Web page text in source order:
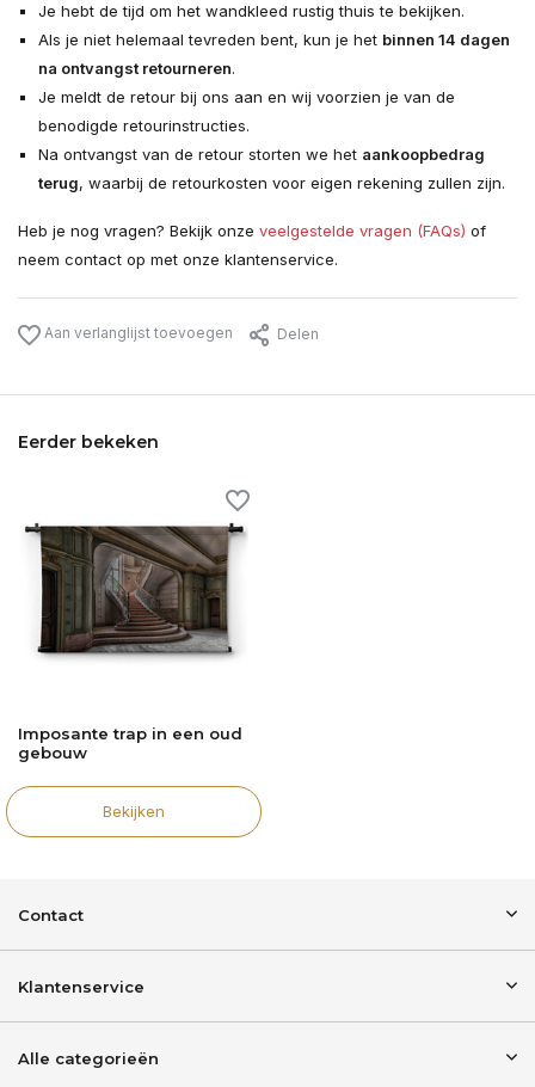
Je hebt de tijd om het wandkleed rustig thuis te bekijken.
Als je niet helemaal tevreden bent, kun je het binnen 14 dagen
na ontvangst retourneren.
Je meldt de retour bij ons aan en wij voorzien je van de
benodigde retourinstructies.
Na ontvangst van de retour storten we het aankoopbedrag
terug, waarbij de retourkosten voor eigen rekening zullen zijn.
Heb je nog vragen? Bekijk onze veelgestelde vragen (FAQs) of
neem contact op met onze klantenservice.
Aan verlanglijst toevoegen Delen
Eerder bekeken
Imposante trap in een oud
gebouw
Bekijken
Contact
Klantenservice
Alle categorieën